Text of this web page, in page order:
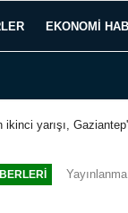
EKONOMI
yarışı,